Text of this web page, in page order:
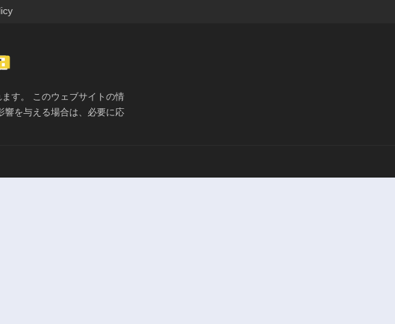
す。 このウェブサイトの情
響を与える場合は、必要に応